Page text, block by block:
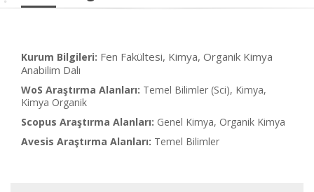
Kurum Bilgileri: Fen Fakültesi, Kimya, Organik Kimya
Anabilim Dalı
WoS Araştırma Alanları: Temel Bilimler (Sci), Kimya,
Kimya Organik
Scopus Araştırma Alanları: Genel Kimya, Organik Kimya
Avesis Araştırma Alanları: Temel Bilimler